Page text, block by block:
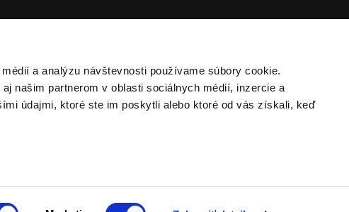
a analýzu návštevnosti používame súbory cookie.
našim partnerom v oblasti sociálnych médií, inzercie a
údajmi, ktoré ste im poskytli alebo ktoré od vás získali, keď
© 2026 KTMBRATISLAVA.SK